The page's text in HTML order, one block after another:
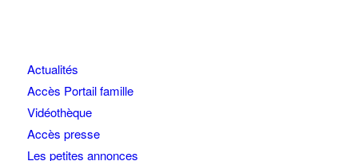
Actualités
Accès Portail famille
Vidéothèque
Accès presse
Les petites annonces